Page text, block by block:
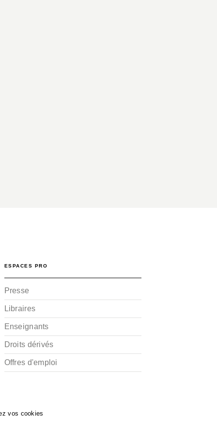
ESPACES PRO
Presse
Libraires
Enseignants
Droits dérivés
Offres d'emploi
vos cookies